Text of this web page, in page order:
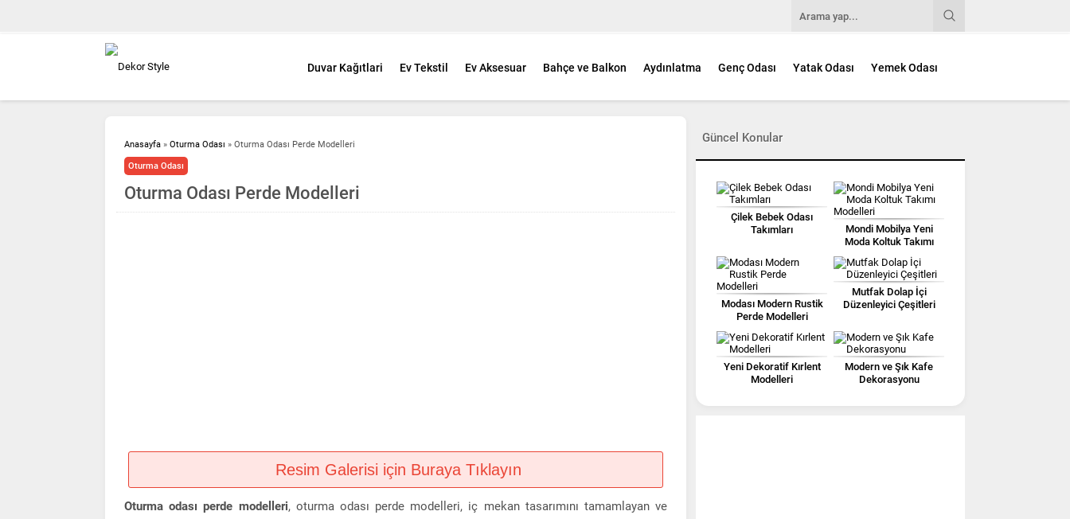
Duvar Kağıtlari Ev Tekstil Ev Aksesuar Bahçe ve Balkon Aydınlatma Genç Odası Yatak Odası Yemek Odası
Anasayfa » Oturma Odası » Oturma Odası Perde Modelleri
Oturma Odası
Oturma Odası Perde Modelleri
Resim Galerisi için Buraya Tıklayın
Oturma odası perde modelleri, oturma odası perde modelleri, iç mekan tasarımını tamamlayan ve
Güncel Konular
Çilek Bebek Odası
Takımları
Mondi Mobilya Yeni
Moda Koltuk Takımı
Modası Modern Rustik
Perde Modelleri
Mutfak Dolap İçi
Düzenleyici Çeşitleri
Yeni Dekoratif Kırlent
Modelleri
Modern ve Şık Kafe
Dekorasyonu